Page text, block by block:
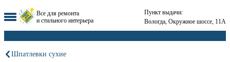
Все для ремонта
и стильного интерьера
Пункт выдачи:
Вологда, Окружное шоссе, 11А
Шпатлевки сухие